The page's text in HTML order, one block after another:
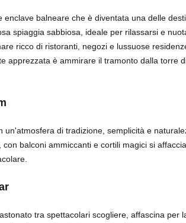
enclave balneare che è diventata una delle
spiaggia sabbiosa, ideale per rilassarsi e
ricco di ristoranti, negozi e lussuose
apprezzata è ammirare il tramonto dalla torre
un'atmosfera di tradizione, semplicità e
con balconi ammiccanti e cortili magici si
tra spettacolari scogliere, affascina per